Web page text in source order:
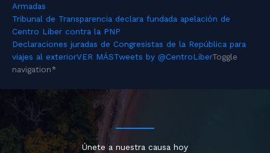
Armadas
Tribunal de Transparencia declara fundada apelación de
Centro Liber contra la PNP
Declaraciones juradas de Congresistas de la República para
viajes al exteriorVER MÁSTweets by @CentroLiberToggle
navigation*
Únete a nuestra causa hoy